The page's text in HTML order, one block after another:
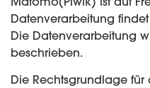
Datenverarbeitung
Die Datenverarbeitung
beschrieben.
Die Rechtsgrundlage